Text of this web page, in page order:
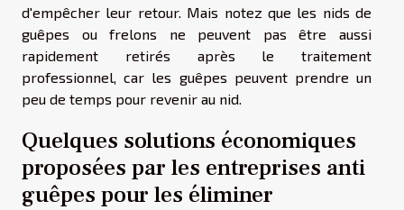
d'empêcher leur retour. Mais notez que les nids de
guêpes ou frelons ne peuvent pas être aussi
rapidement retirés après le traitement
professionnel, car les guêpes peuvent prendre un
peu de temps pour revenir au nid.
Quelques solutions économiques
proposées par les entreprises anti
guêpes pour les éliminer